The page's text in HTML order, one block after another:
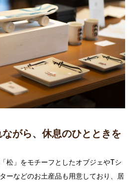
がら、休息のひとときを
松」をモチーフとしたオブジェやTシ
ーなどのお土産品も用意しており、居